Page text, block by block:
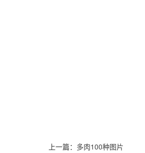
上一篇： 多肉100种图片